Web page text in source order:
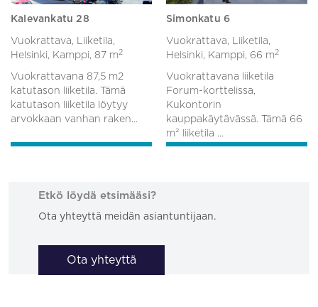
Kalevankatu 28
Vuokrattava, Liiketila,
Helsinki, Kamppi, 87 m 2
Vuokrattavana 87,5 m2
katutason liiketila. Tämä
katutason liiketila löytyy
arvokkaan vanhan raken...
Simonkatu 6
Vuokrattava, Liiketila,
Helsinki, Kamppi, 66 m 2
Vuokrattavana liiketila
Forum-korttelissa,
Kukontorin
kauppakäytävässä. Tämä 66
m² liiketila ...
Etkö löydä etsimääsi?
Ota yhteyttä meidän asiantuntijaan.
Ota yhteyttä